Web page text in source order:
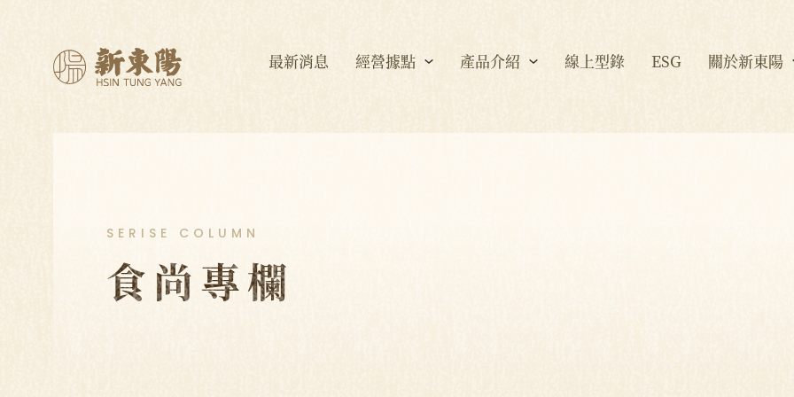
最新消息 經營據點 產品介紹 線上型錄 ESG 關於新東陽
SERISE COLUMN
食尚專欄